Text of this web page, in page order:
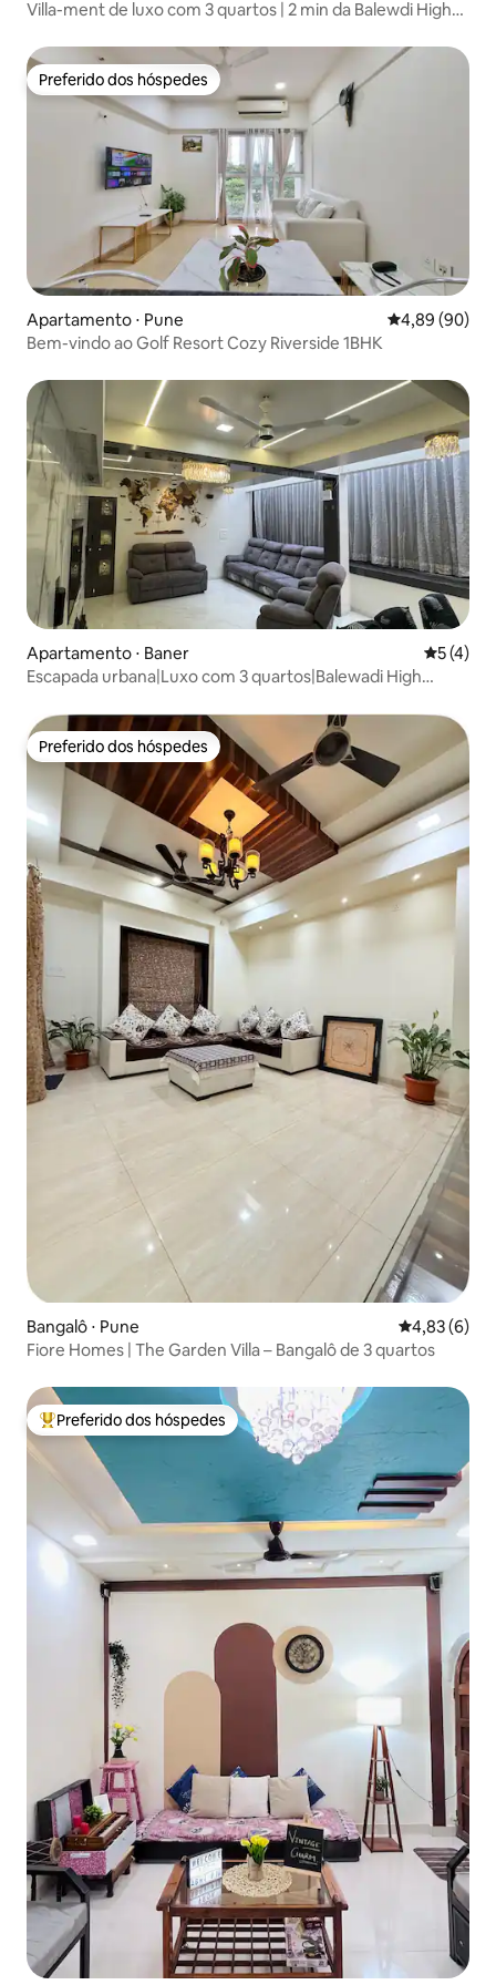
Villa-ment de luxo com 3 quartos | 2 min da Balewdi High
Preferido dos hóspedes
Preferido dos hóspedes
Apartamento ⋅ Pune 4,89 de uma
4,89 (90)
Bem-vindo ao Golf Resort Cozy Riverside 1BHK
Apartamento ⋅ Baner 5 de
5 (4)
Escapada urbana|Luxo com 3 quartos|Balewadi High
Preferido dos hóspedes
Preferido dos hóspedes
Bangalô ⋅ Pune 4,83 de uma
4,83 (6)
Fiore Homes | The Garden Villa – Bangalô de 3 quartos
Entre os melhores preferidos dos hóspedes
Preferido dos hóspedes